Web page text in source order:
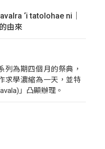
‘i tatolohae ni｜
由來
列為期四個月的祭典，
求學濃縮為一天，並特
」凸顯辦理。